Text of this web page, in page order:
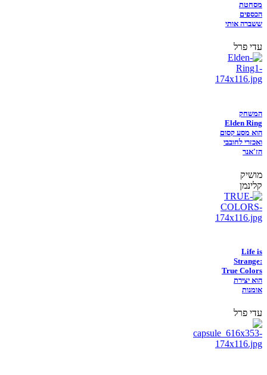
מסחטת
הכספים
ששברה אותי
עדי פרל
המשחק
Elden Ring
הוא מסע קסום
ואכזרי לחובבי
הז'אנר
מושיק
קלינמן
Life is
Strange:
True Colors
הוא יצירת
אומנות
עדי פרל